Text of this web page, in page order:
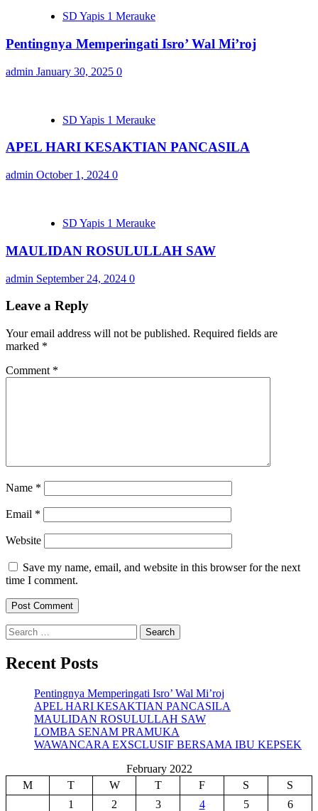
SD Yapis 1 Merauke
Pentingnya Memperingati Isro’ Wal Mi’roj
admin January 30, 2025 0
SD Yapis 1 Merauke
APEL HARI KESAKTIAN PANCASILA
admin October 1, 2024 0
SD Yapis 1 Merauke
MAULIDAN ROSULULLAH SAW
admin September 24, 2024 0
Leave a Reply
Your email address will not be published. Required fields are
marked *
Comment *
Name *
Email *
Website
Save my name, email, and website in this browser for the next
time I comment.
Search
for:
Recent Posts
Pentingnya Memperingati Isro’ Wal Mi’roj
APEL HARI KESAKTIAN PANCASILA
MAULIDAN ROSULULLAH SAW
LOMBA SENAM PRAMUKA
WAWANCARA EXSCLUSIF BERSAMA IBU KEPSEK
February 2022
M
T W T F S
S
1
2 3 4 5
6